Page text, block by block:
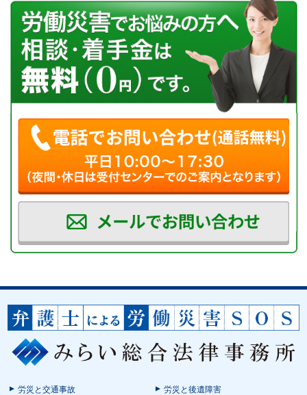
労災と交通事故 労災と後遺障害